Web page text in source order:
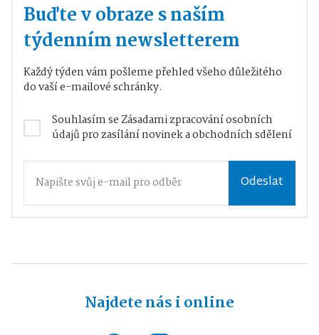
Buďte v obraze s naším
týdenním newsletterem
Každý týden vám pošleme přehled všeho důležitého
do vaší e-mailové schránky.
Souhlasím seZásadami zpracování osobních
údajůpro zasílání novinek a obchodních sdělení
Odeslat
Najdete nás i online